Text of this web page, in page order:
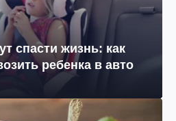
спасти жизнь: как
ребенка в авто